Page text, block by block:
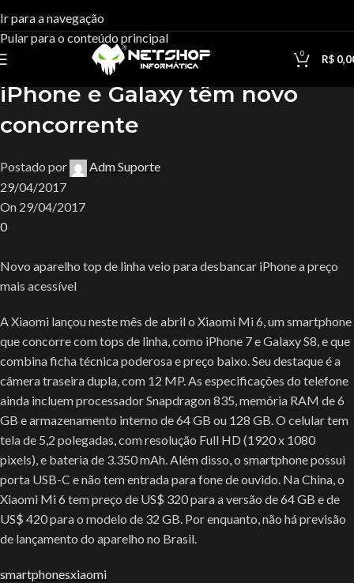
Ir para a navegação
Pular para o conteúdo principal
0 R$
Blog
Uncategorized
Uncategorized
iPhone e Galaxy têm novo
concorrente
Postado por
Adm Suporte
29/04/2017
On 29/04/2017
0
Novo aparelho top de linha veio para desbancar iPhone a preço
mais acessível
A Xiaomi lançou neste mês de abril o Xiaomi Mi 6, um smartphone
que concorre com tops de linha, como iPhone 7 e Galaxy S8, e que
combina ficha técnica poderosa e preço baixo. Seu destaque é a
câmera traseira dupla, com 12 MP. As especificações do telefone
ainda incluem processador Snapdragon 835, memória RAM de 6
GB e armazenamento interno de 64 GB ou 128 GB. O celular tem
tela de 5,2 polegadas, com resolução Full HD (1920 x 1080
pixels), e bateria de 3.350 mAh. Além disso, o smartphone possui
porta USB-C e não tem entrada para fone de ouvido. Na China, o
Xiaomi Mi 6 tem preço de US$ 320 para a versão de 64 GB e de
US$ 420 para o modelo de 32 GB. Por enquanto, não há previsão
de lançamento do aparelho no Brasil.
smartphonesxiaomi